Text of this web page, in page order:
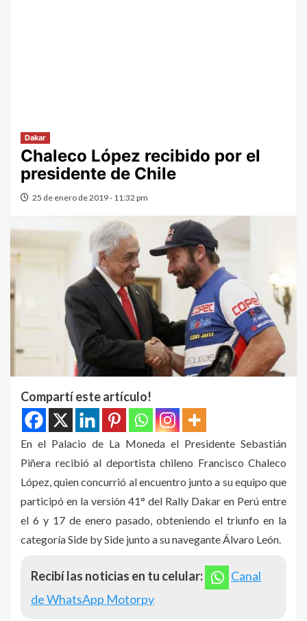
Dakar
Chaleco López recibido por el
presidente de Chile
25 de enero de 2019 - 11:32 pm
Compartí este artículo!
En el Palacio de La Moneda el Presidente Sebastián
Piñera recibió al deportista chileno Francisco Chaleco
López, quien concurrió al encuentro junto a su equipo que
participó en la versión 41° del Rally Dakar en Perú entre
el 6 y 17 de enero pasado, obteniendo el triunfo en la
categoría Side by Side junto a su navegante Álvaro León.
Recibí las noticias en tu celular:
Canal
de WhatsApp Motorpy